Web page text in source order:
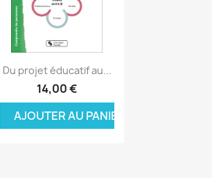
Aperçu rapide
Du projet éducatif au...
14,00 €
AJOUTER AU PANIER